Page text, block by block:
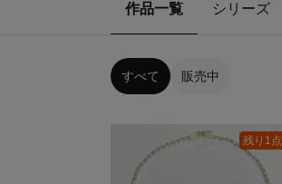
作品一覧 シリーズ
すべて 販売中
残り1点